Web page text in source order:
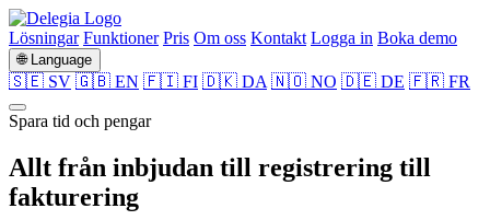
Lösningar Funktioner Pris Om oss Kontakt Logga in Boka demo
🌐 Language
🇸🇪 SV 🇬🇧 EN 🇫🇮 FI 🇩🇰 DA 🇳🇴 NO 🇩🇪 DE 🇫🇷 FR
Spara tid och pengar
Allt från inbjudan till registrering till
fakturering